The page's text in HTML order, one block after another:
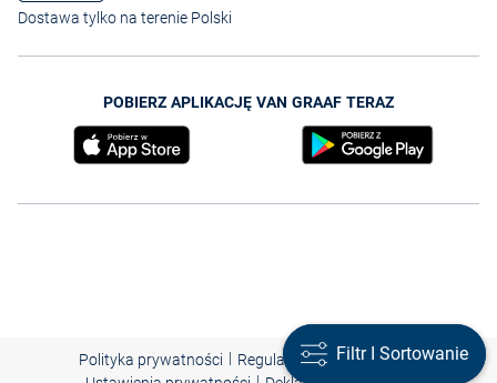
Dostawa tylko na terenie Polski
POBIERZ APLIKACJĘ VAN GRAAF TERAZ
Polityka prywatności | Regulamin | Nota prawna |
Filtr I Sortowanie
Filtr I Sortowanie